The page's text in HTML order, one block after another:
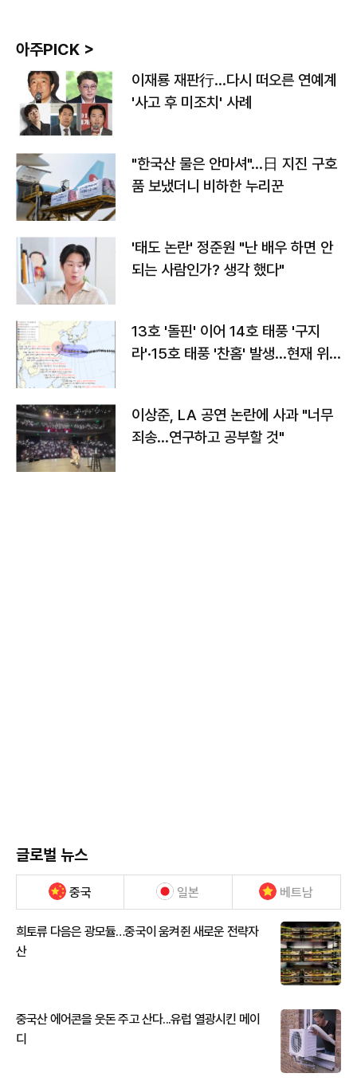
아주PICK >
이재룡 재판行…다시 떠오른 연예계
'사고 후 미조치' 사례
"한국산 물은 안마셔"…日 지진 구호
품 보냈더니 비하한 누리꾼
'태도 논란' 정준원 "난 배우 하면 안
되는 사람인가? 생각 했다"
13호 '돌핀' 이어 14호 태풍 '구지
라'·15호 태풍 '찬홈' 발생…현재 위
이상준, LA 공연 논란에 사과 "너무
죄송…연구하고 공부할 것"
글로벌 뉴스
중국 일본 베트남
희토류 다음은 광모듈…중국이 움켜쥔 새로운 전략자
산
중국산 에어콘을 웃돈 주고 산다...유럽 열광시킨 메이
디